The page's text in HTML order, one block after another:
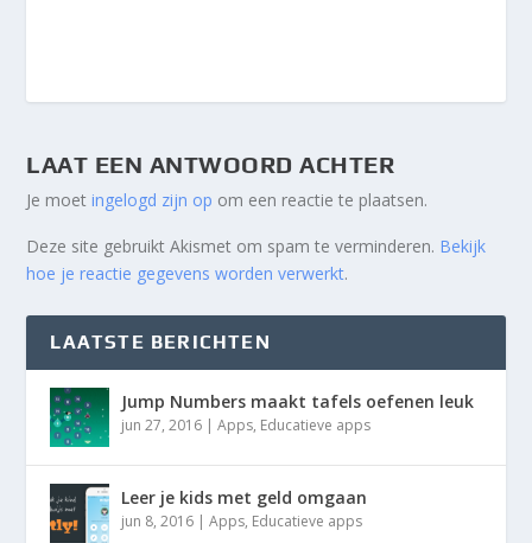
LAAT EEN ANTWOORD ACHTER
Je moetingelogd zijn op om een reactie te plaatsen.
Deze site gebruikt Akismet om spam te verminderen. Bekijk
hoe je reactie gegevens worden verwerkt.
LAATSTE BERICHTEN
Jump Numbers maakt tafels oefenen leuk
jun 27, 2016 |Apps, Educatieve apps
Leer je kids met geld omgaan
jun 8, 2016 |Apps, Educatieve apps